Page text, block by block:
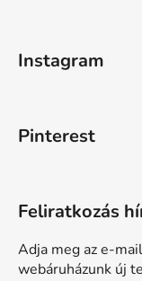
Instagram
Pinterest
Feliratkozás
Adja meg az e-
webáruházunk új